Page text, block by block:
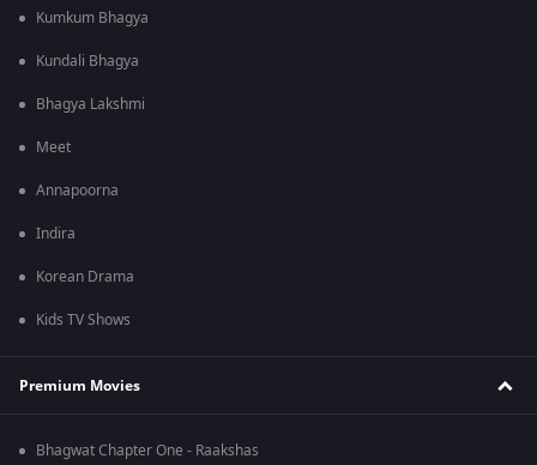
Kumkum Bhagya
Kundali Bhagya
Bhagya Lakshmi
Meet
Annapoorna
Indira
Korean Drama
Kids TV Shows
Premium Movies
Bhagwat Chapter One - Raakshas